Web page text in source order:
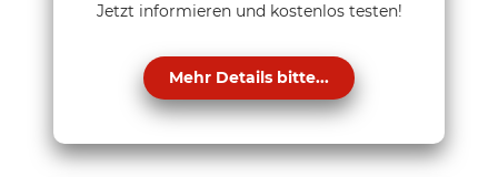
Jetzt informieren und kostenlos testen!
Mehr Details bitte...